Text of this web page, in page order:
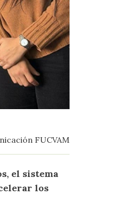
FUCVAM
el sistema
los